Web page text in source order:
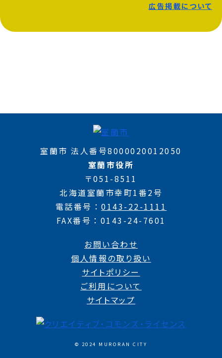
広告掲載について
室蘭市 法人番号8000020012050
室蘭市役所
〒051-8511
北海道室蘭市幸町1番2号
電話番号
0143-22-1111
FAX番号
0143-24-7601
お問い合わせ
個人情報の取り扱い
サイトポリシー
ご利用について
サイトマップ
© 2024 MURORAN CITY